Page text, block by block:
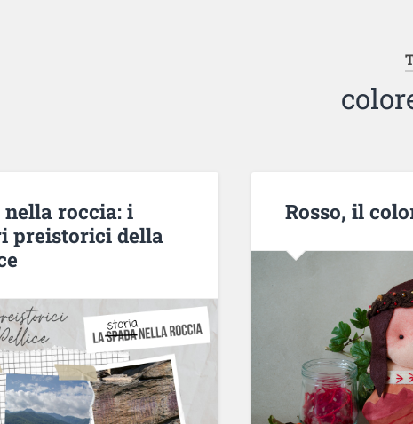
roccia: i
preistorici della
Rosso, il